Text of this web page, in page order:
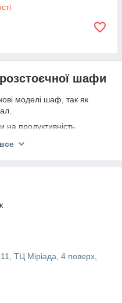
шафи
моделі шаф, так як
на продуктивність
виробництво
вибирайте
розстоєчну шафу,
хлібобулочних
шафи. Вона не
ТЦ Міріада, 4 поверх,